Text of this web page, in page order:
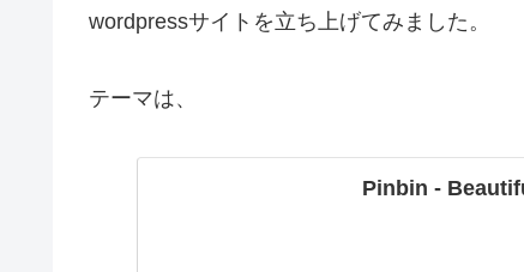
wordpressサイトを立ち上げてみました。
テーマは、
Pinbin -